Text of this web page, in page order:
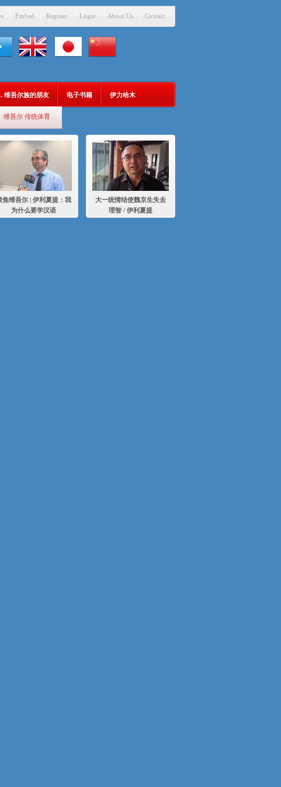
Embed Register Login About Us Contact
. 维吾尔族的朋友 电子书籍 伊力哈木
维吾尔 传统体育
焦维吾尔 | 伊利夏提：我
为什么要学汉语
大一统情结使魏京生失去
理智 / 伊利夏提